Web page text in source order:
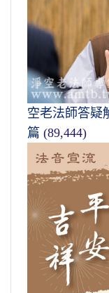
空老法師答疑
篇 (89,444)